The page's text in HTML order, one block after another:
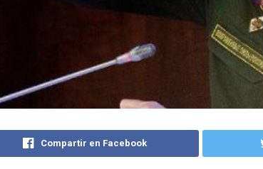
Compartir en Facebook